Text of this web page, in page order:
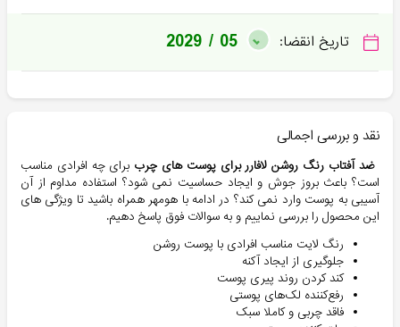
تاریخ انقضا: 2029 / 05
نقد و بررسی اجمالی
ضد آفتاب رنگ روشن لافارر برای پوست های چرببرای چه افرادی مناسب
است؟ باعث بروز جوش و ایجاد حساسیت نمی شود؟ استفاده مداوم از آن
آسیبی به پوست وارد نمی کند؟ در ادامه با هومهر همراه باشید تا ویژگی های
این محصول را بررسی نماییم و به سوالات فوق پاسخ دهیم.
رنگ لایت مناسب افرادی با پوست روشن
جلوگیری از ایجاد آکنه
کند کردن روند پیری پوست
رفع‌کننده لک‌های پوستی
فاقد چربی و کاملا سبک